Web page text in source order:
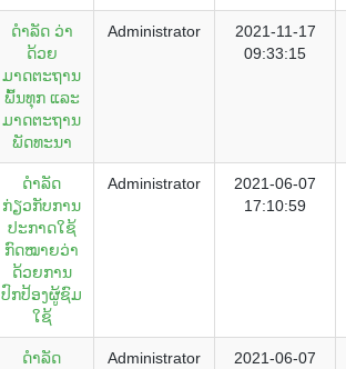
ດໍາລັດ ວ່າ
ດ້ວຍ
ມາດຕະຖານ
ພົ້ນທຸກ ແລະ
ມາດຕະຖານ
ພັດທະນາ
Administrator
2021-11-17
09:33:15
ດຳລັດ
ກ່ຽວກັບການ
ປະກາດໃຊ້
ກົດໝາຍວ່າ
ດ້ວຍການ
ປົກປ້ອງຜູ້ຊົມ
ໃຊ້
Administrator
2021-06-07
17:10:59
ດຳລັດ
Administrator
2021-06-07